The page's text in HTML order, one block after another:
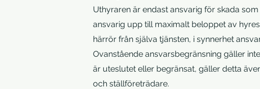
Uthyraren är endast ansvarig för skada
ansvarig upp till maximalt beloppet av
härrör från själva tjänsten, i synnerhet
Ovanstående ansvarsbegränsning gäller
är uteslutet eller begränsat, gäller detta
och ställföreträdare.